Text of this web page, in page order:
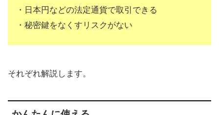
・日本円などの法定通貨で取引できる
・秘密鍵をなくすリスクがない
それぞれ解説します。